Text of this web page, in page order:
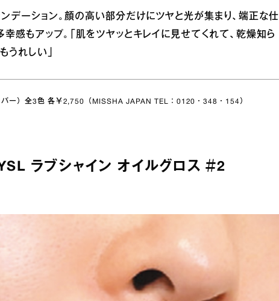
デーション。顔の高い部分だけにツヤと光が集まり、端正な仕
感もアップ。「肌をツヤッとキレイに見せてくれて、乾燥知ら
うれしい」
ー）全3色 各￥2,750（MISSHA JAPAN TEL：0120・348・154）
ラブシャイン オイルグロス ＃2